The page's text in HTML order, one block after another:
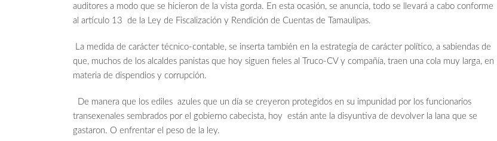
auditores a modo que se hicieron de la vista gorda. En esta ocasión, se anuncia, todo se llevará a cabo conforme
al artículo 13 de la Ley de Fiscalización y Rendición de Cuentas de Tamaulipas.
La medida de carácter técnico-contable, se inserta también en la estrategia de carácter político, a sabiendas de
que, muchos de los alcaldes panistas que hoy siguen fieles al Truco-CV y compañía, traen una cola muy larga, en
materia de dispendios y corrupción.
De manera que los ediles azules que un día se creyeron protegidos en su impunidad por los funcionarios
transexenales sembrados por el gobierno cabecista, hoy están ante la disyuntiva de devolver la lana que se
gastaron. O enfrentar el peso de la ley.